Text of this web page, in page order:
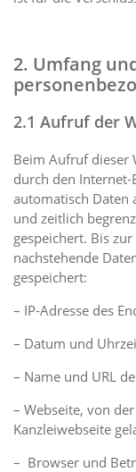
2. Umfang
2.1 Aufruf der
Beim Aufruf dieser
durch den
automatisch Daten
und zeitlich
gespeichert. Bis
nachstehende
gespeichert:
– IP-Adresse des
– Datum und
– Name und URL
– Webseite, von
Kanzleiwebseite
– Browser und